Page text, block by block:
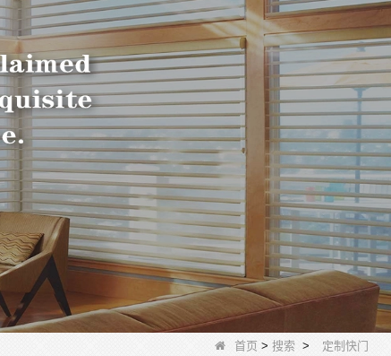
首页 > 搜索 > 定制快门